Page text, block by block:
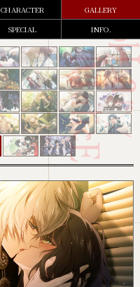
CHARACTER
GALLERY
SPECIAL INFO.